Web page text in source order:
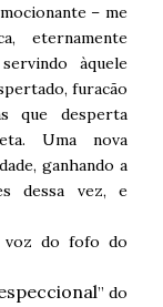
– me
eternamente
àquele
furacão
que desperta
Uma nova
ganhando a
dessa vez, e
voz do fofo do
” do